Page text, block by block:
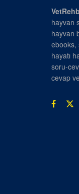
hayvan
hayvan
ebooks,
hayatı
soru-
cevap